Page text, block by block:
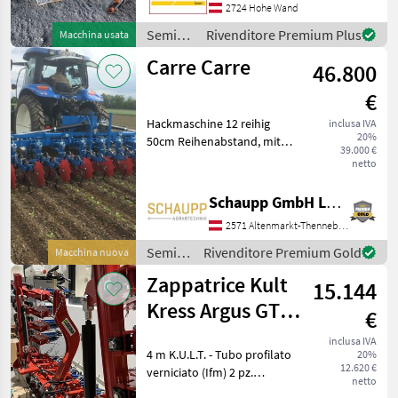
Macchina usata
Ordnung Einsatzbereit
Telaio di base: Ribaltabile i
2724 Hohe Wand
Semina
e cura /
Kongskilde
Rivenditore Premium Plus
Macchina nuova
Carre Carre
46.800
€
inclusa IVA
20%
39.000 €
netto
Hackmaschine 12 reihig
50cm Reihenabstand, mit
Elemente mit 2 Zinken,
Pflanzenschutzscheiben,
Telaio di base: Ribaltabil
Schaupp GmbH Landtechnik
2571 Altenmarkt-Thenneberg
Semina
e cura /
Carre
Rivenditore Premium Gold
Zappatrice Kult
Kress Argus GT a
15.144
€
inclusa IVA
20%
12.620 €
netto
4 m K.U.L.T. - Tubo profilato
verniciato (Ifm) 2 pz.